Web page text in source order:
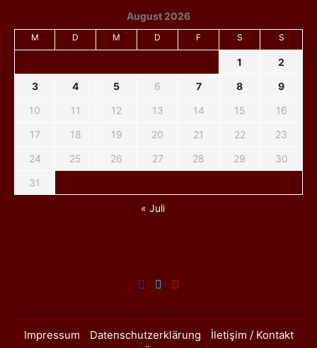
August 2026
M D M D F S S
1
2
3
4 5 6 7 8
9
10
11 12 13 14 15
16
17
18 19 20 21 22
23
24
25 26 27 28 29
30
31
« Juli
Impressum Datenschutzerklärung
İletişim / Kontakt